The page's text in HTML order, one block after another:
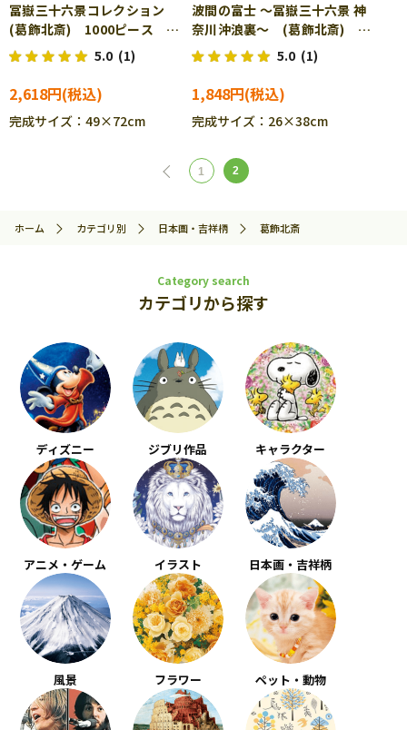
冨嶽三十六景コレクション
(葛飾北斎) 1000ピース ジ
グソーパズル BEV-1000-090
5.0 (1)
2,618円
完成サイズ：49×72cm
波間の富士 ～冨嶽三十六景 神
奈川沖浪裏～ (葛飾北斎)
1000ピース ジグソーパズ
ル BEV-1000M-029
5.0 (1)
1,848円
完成サイズ：26×38cm
1 2
ホーム カテゴリ別 日本画・吉祥柄 葛飾北斎
Category search
カテゴリから探す
ディズニー ジブリ作品 キャラクター
アニメ・ゲーム イラスト 日本画・吉祥柄
風景 フラワー ペット・動物